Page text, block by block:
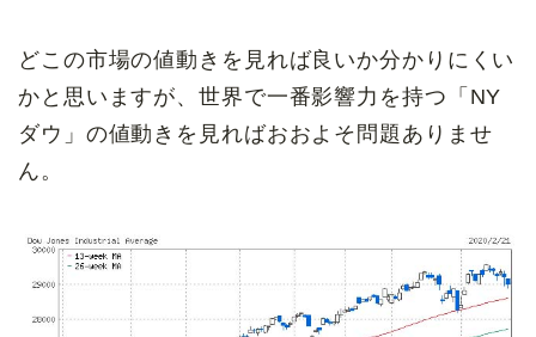
どこの市場の値動きを見れば良いか分かりにくい
かと思いますが、世界で一番影響力を持つ「NY
ダウ」の値動きを見ればおおよそ問題ありませ
ん。